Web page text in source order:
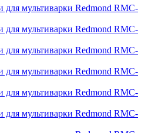
для мультиварки Redmond RMC-
для мультиварки Redmond RMC-
для мультиварки Redmond RMC-
для мультиварки Redmond RMC-
для мультиварки Redmond RMC-
для мультиварки Redmond RMC-